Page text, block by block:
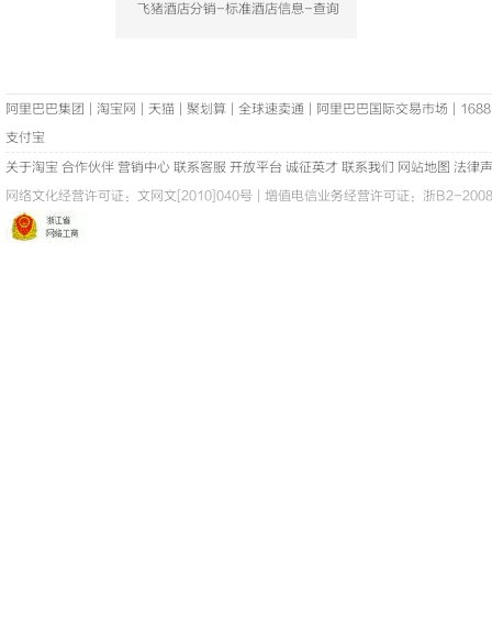
飞猪酒店分销-标准酒店信息-查询
阿里巴巴集团 淘宝网 天猫 聚划算 全球速卖通 阿里巴巴国际交易市场
1688
支付宝
关于淘宝 合作伙伴 营销中心 联系客服 开放平台 诚征英才 联系我们 网站地图 法律
网络文化经营许可证： 文网文[2010]040号 增值电信业务经营许可证：浙B2-